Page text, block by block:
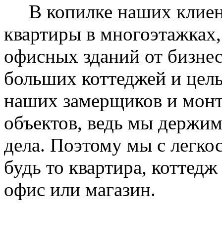
В копилке наших
квартиры в
офисных зданий от
больших коттеджей и
наших замерщиков и
объектов, ведь мы
дела. Поэтому мы с
будь то квартира,
офис или магазин.